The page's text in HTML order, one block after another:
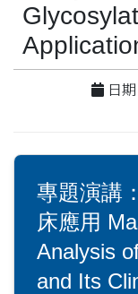
日
專題演講
床應用
Analysis
and Its